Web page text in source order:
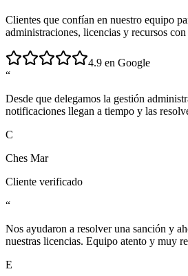
Clientes que confían en nuestro equipo
administraciones, licencias y recursos
4.9 en Google
“
Desde que delegamos la gestión
notificaciones llegan a tiempo y las
C
Ches Mar
Cliente verificado
“
Nos ayudaron a resolver una sanción y
nuestras licencias. Equipo atento y muy
E